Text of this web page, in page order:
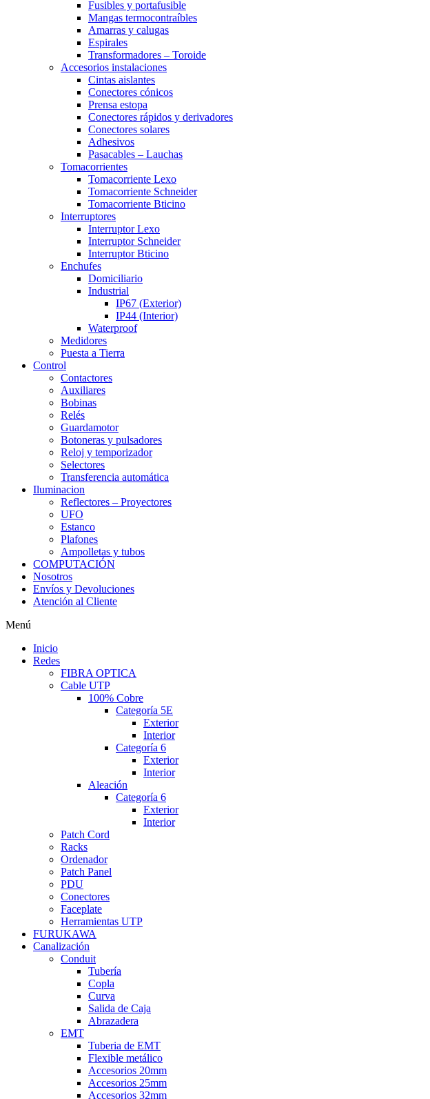
Fusibles y portafusible
Mangas termocontraíbles
Amarras y calugas
Espirales
Transformadores – Toroide
Accesorios instalaciones
Cintas aislantes
Conectores cónicos
Prensa estopa
Conectores rápidos y derivadores
Conectores solares
Adhesivos
Pasacables – Lauchas
Tomacorrientes
Tomacorriente Lexo
Tomacorriente Schneider
Tomacorriente Bticino
Interruptores
Interruptor Lexo
Interruptor Schneider
Interruptor Bticino
Enchufes
Domiciliario
Industrial
IP67 (Exterior)
IP44 (Interior)
Waterproof
Medidores
Puesta a Tierra
Control
Contactores
Auxiliares
Bobinas
Relés
Guardamotor
Botoneras y pulsadores
Reloj y temporizador
Selectores
Transferencia automática
Iluminacion
Reflectores – Proyectores
UFO
Estanco
Plafones
Ampolletas y tubos
COMPUTACIÓN
Nosotros
Envíos y Devoluciones
Atención al Cliente
Menú
Inicio
Redes
FIBRA OPTICA
Cable UTP
100% Cobre
Categoría 5E
Exterior
Interior
Categoría 6
Exterior
Interior
Aleación
Categoría 6
Exterior
Interior
Patch Cord
Racks
Ordenador
Patch Panel
PDU
Conectores
Faceplate
Herramientas UTP
FURUKAWA
Canalización
Conduit
Tubería
Copla
Curva
Salida de Caja
Abrazadera
EMT
Tuberia de EMT
Flexible metálico
Accesorios 20mm
Accesorios 25mm
Accesorios 32mm